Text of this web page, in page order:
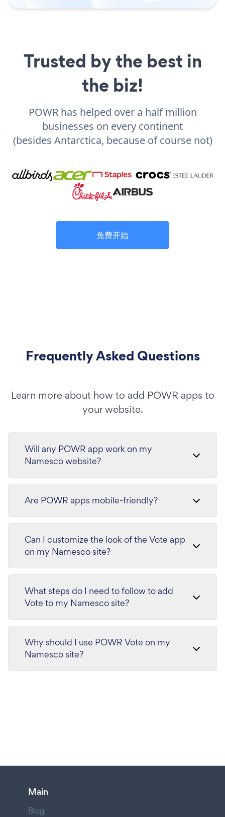
Trusted by the best in
the biz!
POWR has helped over a half million
businesses on every continent
(besides Antarctica, because of course not)
免费开始
Frequently Asked Questions
Learn more about how to add POWR apps to
your website.
Will any POWR app work on my
Namesco website?
Are POWR apps mobile-friendly?
Can I customize the look of the Vote app
on my Namesco site?
What steps do I need to follow to add
Vote to my Namesco site?
Why should I use POWR Vote on my
Namesco site?
Main
Blog